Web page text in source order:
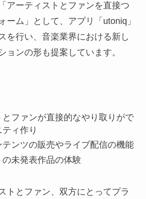
アーティストとファンを直接つ
ーム」として、アプリ「utoniq」
を行い、音楽業界における新し
ョンの形も提案しています。
ファンが直接的なやり取りがで
ィ作り
ンツの販売やライブ配信の機能
未発表作品の体験
トとファン、双方にとってプラ